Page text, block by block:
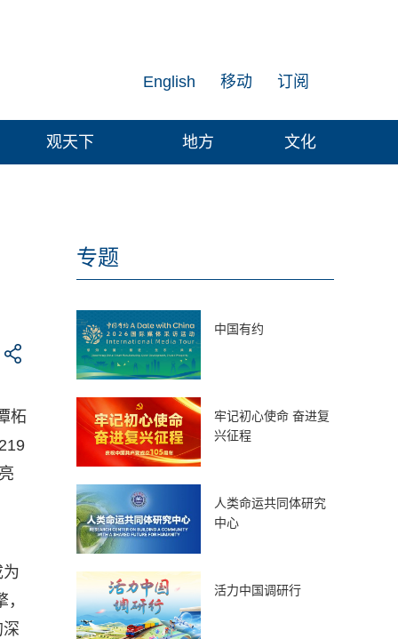
订阅
移动
English
观天下 地方 文化
柘
专题
中国有约
牢记初心使命 奋进复
兴征程
人类命运共同体研究
中心
活力中国调研行